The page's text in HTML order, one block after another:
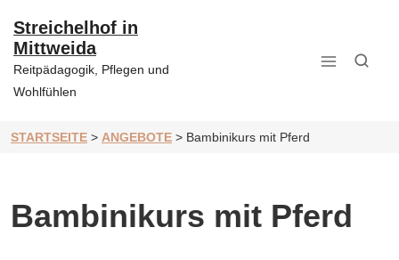
Inhalt
springen
Streichelhof in
Mittweida
Reitpädagogik, Pflegen und
Wohlfühlen
STARTSEITE > ANGEBOTE > Bambinikurs mit Pferd
Bambinikurs mit Pferd